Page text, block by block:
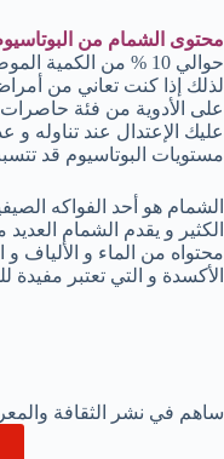
محتوى الشمام من
حوالي 10 % من الكمية
لذلك إذا كنت تعاني من
عليك الإعتدال عند تناوله و
مستويات البوتاسيوم قد
الشمام هو أحد الفواكه
الكثير و يقدم الشمام
محتواه من الماء و الألياف
الأكسدة و التي تعتبر
ساهم في نشر الثقافة